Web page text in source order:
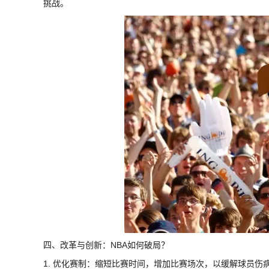
挑战。
四、改革与创新：NBA如何破局？
1. 优化赛制：缩短比赛时间，增加比赛场次，以缓解球员伤